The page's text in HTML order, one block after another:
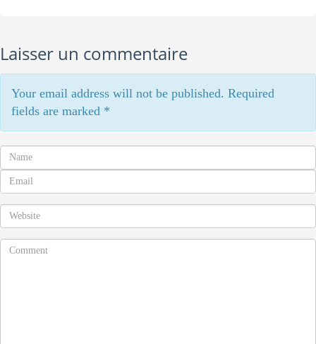
Laisser un commentaire
Your email address will not be published. Required
fields are marked *